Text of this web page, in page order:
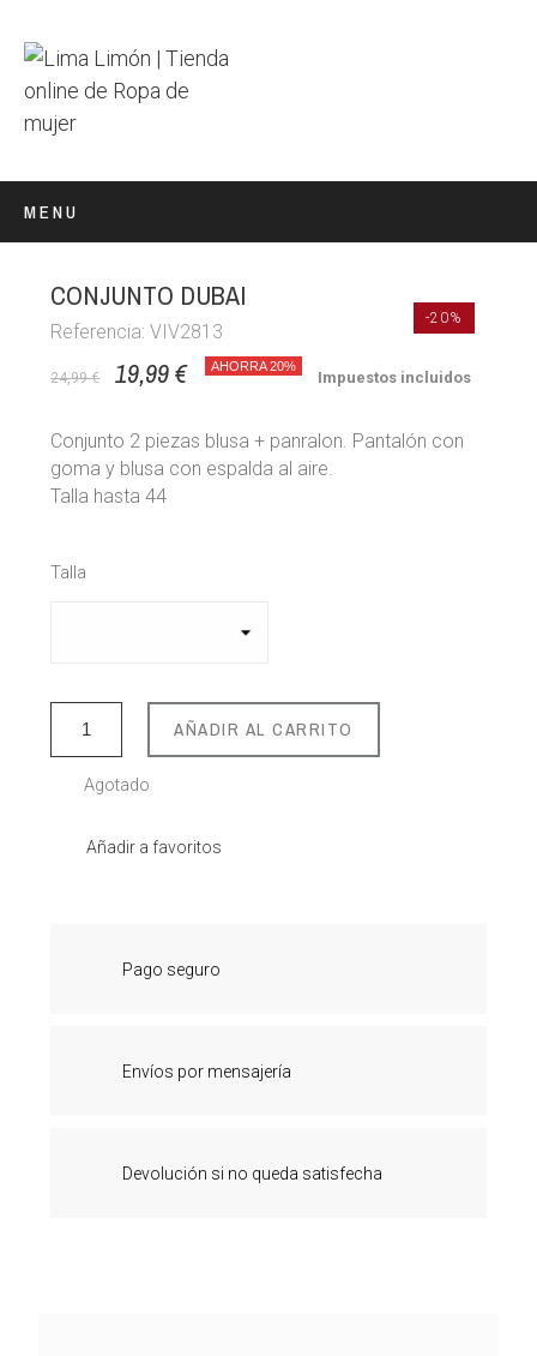
MENU
-20%
CONJUNTO DUBAI
Referencia: VIV2813
24,99 € 19,99 € AHORRA 20%
Impuestos incluidos
Conjunto 2 piezas blusa + panralon. Pantalón con
goma y blusa con espalda al aire.
Talla hasta 44
Talla
AÑADIR AL CARRITO
Agotado
Añadir a favoritos
Pago seguro
Envíos por mensajería
Devolución si no queda satisfecha